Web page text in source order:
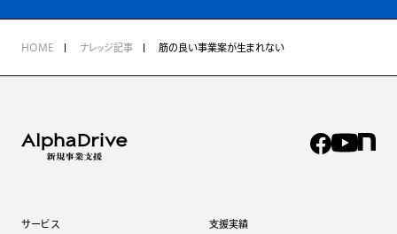
HOME ナレッジ記事 筋の良い事業案が生まれない
サービス 支援実績